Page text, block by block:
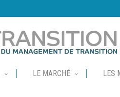
LE MARCHÉ LES